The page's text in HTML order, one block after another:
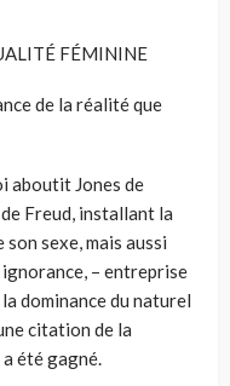
FÉMININE
de la réalité que
aboutit Jones de
Freud, installant la
sexe, mais aussi
– entreprise
dominance du naturel
citation de la
a été gagné.